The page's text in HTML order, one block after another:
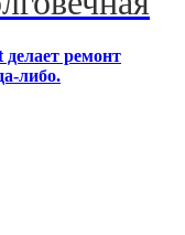
ремонт
либо.